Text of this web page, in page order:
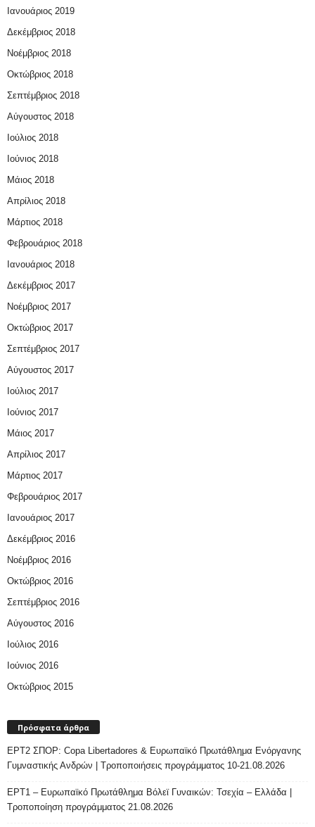
Ιανουάριος 2019
Δεκέμβριος 2018
Νοέμβριος 2018
Οκτώβριος 2018
Σεπτέμβριος 2018
Αύγουστος 2018
Ιούλιος 2018
Ιούνιος 2018
Μάιος 2018
Απρίλιος 2018
Μάρτιος 2018
Φεβρουάριος 2018
Ιανουάριος 2018
Δεκέμβριος 2017
Νοέμβριος 2017
Οκτώβριος 2017
Σεπτέμβριος 2017
Αύγουστος 2017
Ιούλιος 2017
Ιούνιος 2017
Μάιος 2017
Απρίλιος 2017
Μάρτιος 2017
Φεβρουάριος 2017
Ιανουάριος 2017
Δεκέμβριος 2016
Νοέμβριος 2016
Οκτώβριος 2016
Σεπτέμβριος 2016
Αύγουστος 2016
Ιούλιος 2016
Ιούνιος 2016
Οκτώβριος 2015
Πρόσφατα άρθρα
ΕΡΤ2 ΣΠΟΡ: Copa Libertadores & Ευρωπαϊκό Πρωτάθλημα Ενόργανης
Γυμναστικής Ανδρών | Τροποποιήσεις προγράμματος 10-21.08.2026
ΕΡΤ1 – Ευρωπαϊκό Πρωτάθλημα Βόλεϊ Γυναικών: Τσεχία – Ελλάδα |
Τροποποίηση προγράμματος 21.08.2026